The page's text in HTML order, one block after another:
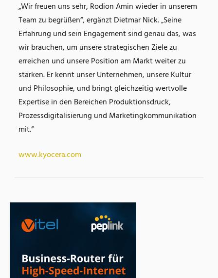
„Wir freuen uns sehr, Rodion Amin wieder in unserem
Team zu begrüßen“, ergänzt Dietmar Nick. „Seine
Erfahrung und sein Engagement sind genau das, was
wir brauchen, um unsere strategischen Ziele zu
erreichen und unsere Position am Markt weiter zu
stärken. Er kennt unser Unternehmen, unsere Kultur
und Philosophie, und bringt gleichzeitig wertvolle
Expertise in den Bereichen Produktionsdruck,
Prozessdigitalisierung und Marketingkommunikation
mit.“
www.kyocera.com